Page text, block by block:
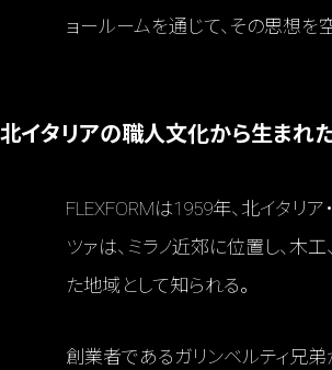
ョールームを通じて、その思想を
北イタリアの職人文化から生まれ
FLEXFORMは1959年、北イタリ
ツァは、ミラノ近郊に位置し、木
た地域として知られる。
創業者であるガリンベルティ兄